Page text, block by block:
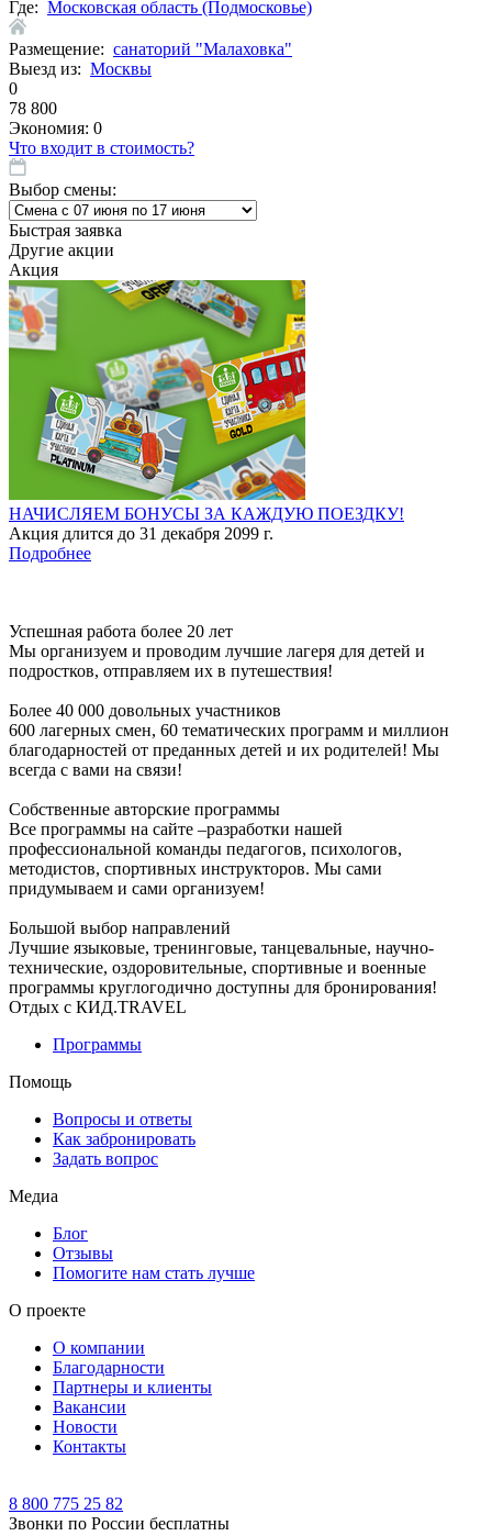
Где: Московская область (Подмосковье)
Размещение: санаторий "Малаховка"
Выезд из: Москвы
0
78 800
Экономия: 0
Что входит в стоимость?
Выбор смены:
Быстрая заявка
Другие акции
Акция
НАЧИСЛЯЕМ БОНУСЫ ЗА КАЖДУЮ ПОЕЗДКУ!
Акция длится до 31 декабря 2099 г.
Подробнее
Успешная работа более 20 лет
Мы организуем и проводим лучшие лагеря для детей и
подростков, отправляем их в путешествия!
Более 40 000 довольных участников
600 лагерных смен, 60 тематических программ и миллион
благодарностей от преданных детей и их родителей! Мы
всегда с вами на связи!
Собственные авторские программы
Все программы на сайте –разработки нашей
профессиональной команды педагогов, психологов,
методистов, спортивных инструкторов. Мы сами
придумываем и сами организуем!
Большой выбор направлений
Лучшие языковые, тренинговые, танцевальные, научно-
технические, оздоровительные, спортивные и военные
программы круглогодично доступны для бронирования!
Отдых с КИД.TRAVEL
Программы
Помощь
Вопросы и ответы
Как забронировать
Задать вопрос
Медиа
Блог
Отзывы
Помогите нам стать лучше
О проекте
О компании
Благодарности
Партнеры и клиенты
Вакансии
Новости
Контакты
8 800 775 25 82
Звонки по России бесплатны